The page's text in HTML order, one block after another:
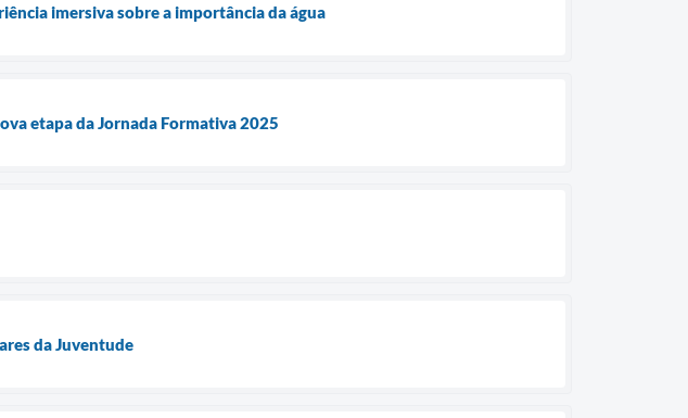
imersiva sobre a importância da água
etapa da Jornada Formativa 2025
da Juventude